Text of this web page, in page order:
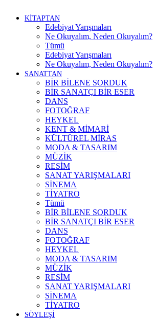
KİTAPTAN
Edebiyat Yarışmaları
Ne Okuyalım, Neden Okuyalım?
Tümü
Edebiyat Yarışmaları
Ne Okuyalım, Neden Okuyalım?
SANATTAN
BİR BİLENE SORDUK
BİR SANATÇI BİR ESER
DANS
FOTOĞRAF
HEYKEL
KENT & MİMARİ
KÜLTÜREL MİRAS
MODA & TASARIM
MÜZİK
RESİM
SANAT YARIŞMALARI
SİNEMA
TİYATRO
Tümü
BİR BİLENE SORDUK
BİR SANATÇI BİR ESER
DANS
FOTOĞRAF
HEYKEL
MODA & TASARIM
MÜZİK
RESİM
SANAT YARIŞMALARI
SİNEMA
TİYATRO
SÖYLEŞİ